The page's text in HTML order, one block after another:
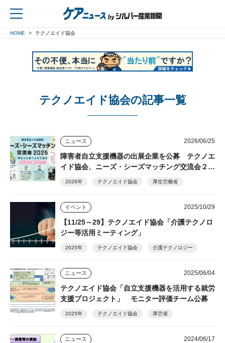
HOME テクノエイド協会
テクノエイド協会の記事一覧
ニュース 2026/06/25
障害者自立支援機器の出展企業を公募 テクノエ
イド協会、ニーズ・シーズマッチング交流会２０
2026年 テクノエイド協会 厚生労働省
イベント 2025/10/29
【11/25～29】テクノエイド協会「介護テクノロ
ジー等活用ミーティング」
2025年 テクノエイド協会 介護テクノロジー
ニュース 2025/06/04
テクノエイド協会「自立支援機器を活用する就労
支援プロジェクト」 モニター評価チーム公募
2025年 テクノエイド協会 厚労省
ニュース 2024/06/17